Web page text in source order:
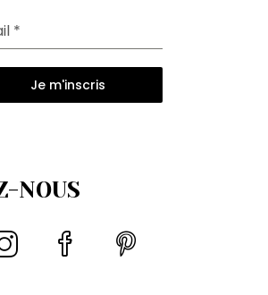
*
Je m'inscris
NOUS